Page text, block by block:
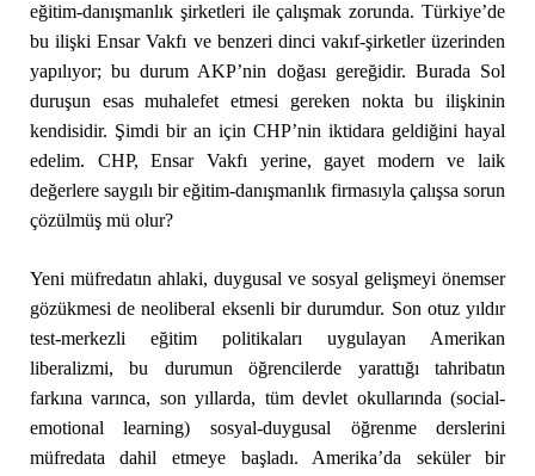
eğitim-danışmanlık şirketleri ile çalışmak zorunda. Türkiye’de
bu ilişki Ensar Vakfı ve benzeri dinci vakıf-şirketler üzerinden
yapılıyor; bu durum AKP’nin doğası gereğidir. Burada Sol
duruşun esas muhalefet etmesi gereken nokta bu ilişkinin
kendisidir. Şimdi bir an için CHP’nin iktidara geldiğini hayal
edelim. CHP, Ensar Vakfı yerine, gayet modern ve laik
değerlere saygılı bir eğitim-danışmanlık firmasıyla çalışsa sorun
çözülmüş mü olur?
Yeni müfredatın ahlaki, duygusal ve sosyal gelişmeyi önemser
gözükmesi de neoliberal eksenli bir durumdur. Son otuz yıldır
test-merkezli eğitim politikaları uygulayan Amerikan
liberalizmi, bu durumun öğrencilerde yarattığı tahribatın
farkına varınca, son yıllarda, tüm devlet okullarında (social-
emotional learning) sosyal-duygusal öğrenme derslerini
müfredata dahil etmeye başladı. Amerika’da seküler bir